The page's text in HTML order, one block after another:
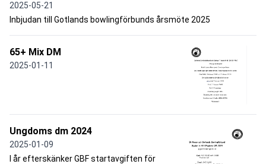
2025-05-21
Inbjudan till Gotlands bowlingförbunds årsmöte 2025
65+ Mix DM
2025-01-11
Ungdoms dm 2024
2025-01-09
I år efterskänker GBF startavgiften för